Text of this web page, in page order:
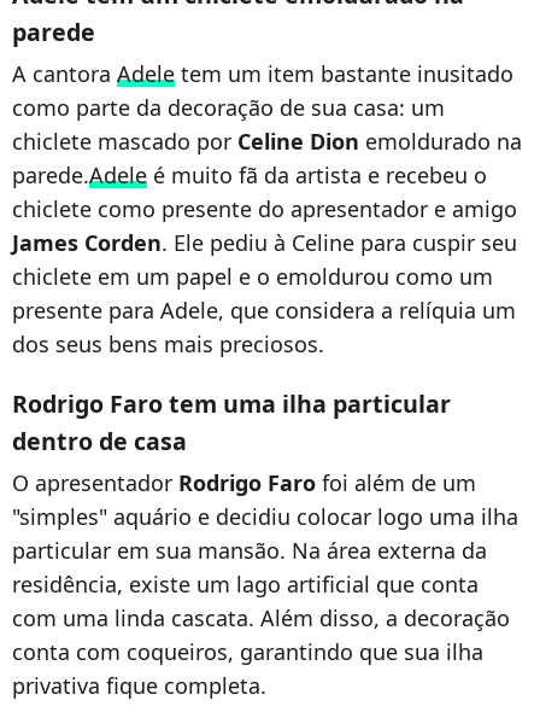
parede
A cantora Adele tem um item bastante inusitado
como parte da decoração de sua casa: um
chiclete mascado por Celine Dion emoldurado na
parede.Adele é muito fã da artista e recebeu o
chiclete como presente do apresentador e amigo
James Corden. Ele pediu à Celine para cuspir seu
chiclete em um papel e o emoldurou como um
presente para Adele, que considera a relíquia um
dos seus bens mais preciosos.
Rodrigo Faro tem uma ilha particular
dentro de casa
O apresentador Rodrigo Faro foi além de um
"simples" aquário e decidiu colocar logo uma ilha
particular em sua mansão. Na área externa da
residência, existe um lago artificial que conta
com uma linda cascata. Além disso, a decoração
conta com coqueiros, garantindo que sua ilha
privativa fique completa.